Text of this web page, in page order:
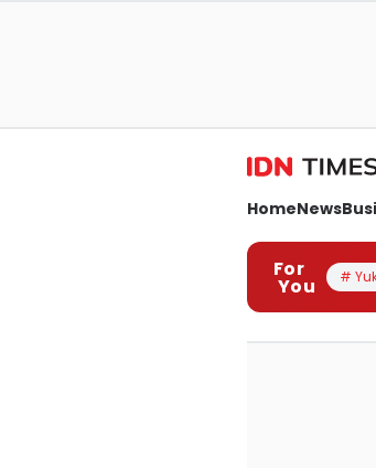
HomeNews
For
You #